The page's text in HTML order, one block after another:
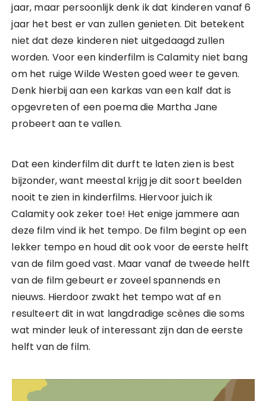
jaar, maar persoonlijk denk ik dat kinderen vanaf 6
jaar het best er van zullen genieten. Dit betekent
niet dat deze kinderen niet uitgedaagd zullen
worden. Voor een kinderfilm is Calamity niet bang
om het ruige Wilde Westen goed weer te geven.
Denk hierbij aan een karkas van een kalf dat is
opgevreten of een poema die Martha Jane
probeert aan te vallen.
Dat een kinderfilm dit durft te laten zien is best
bijzonder, want meestal krijg je dit soort beelden
nooit te zien in kinderfilms. Hiervoor juich ik
Calamity ook zeker toe! Het enige jammere aan
deze film vind ik het tempo. De film begint op een
lekker tempo en houd dit ook voor de eerste helft
van de film goed vast. Maar vanaf de tweede helft
van de film gebeurt er zoveel spannends en
nieuws. Hierdoor zwakt het tempo wat af en
resulteert dit in wat langdradige scènes die soms
wat minder leuk of interessant zijn dan de eerste
helft van de film.